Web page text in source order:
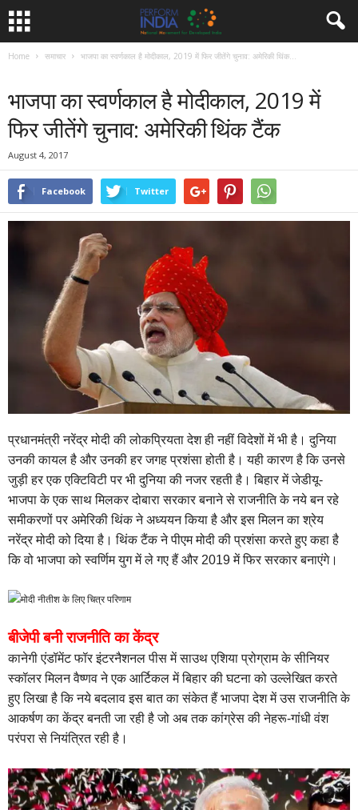
Home समाचार भाजपा का स्वर्णकाल है मोदीकाल, 2019 में फिर जीतेंगे चुनाव: अमेरिकी थिंक...
भाजपा का स्वर्णकाल है मोदीकाल, 2019 में
फिर जीतेंगे चुनाव: अमेरिकी थिंक टैंक
August 4, 2017
Facebook Twitter
प्रधानमंत्री नरेंद्र मोदी की लोकप्रियता देश ही नहीं विदेशों में भी है। दुनिया
उनकी कायल है और उनकी हर जगह प्रशंसा होती है। यही कारण है कि उनसे
जुड़ी हर एक एक्टिविटी पर भी दुनिया की नजर रहती है। बिहार में जेडीयू-
भाजपा के एक साथ मिलकर दोबारा सरकार बनाने से राजनीति के नये बन रहे
समीकरणों पर अमेरिकी थिंक ने अध्ययन किया है और इस मिलन का श्रेय
नरेंद्र मोदी को दिया है। थिंक टैंक ने पीएम मोदी की प्रशंसा करते हुए कहा है
कि वो भाजपा को स्वर्णिम युग में ले गए हैं और 2019 में फिर सरकार बनाएंगे।
बीजेपी बनी राजनीति का केंद्र
कानेगी एंडॉमेंट फॉर इंटरनैशनल पीस में साउथ एशिया प्रोग्राम के सीनियर
स्कॉलर मिलन वैष्णव ने एक आर्टिकल में बिहार की घटना को उल्लेखित करते
हुए लिखा है कि नये बदलाव इस बात का संकेत हैं भाजपा देश में उस राजनीति के
आकर्षण का केंद्र बनती जा रही है जो अब तक कांग्रेस की नेहरू-गांधी वंश
परंपरा से नियंत्रित रही है।